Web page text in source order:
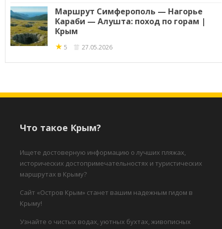
Маршрут Симферополь — Нагорье
Караби — Алушта: поход по горам |
Крым
★ 5 27.05.2026
Что такое Крым?
Ищете достоверную информацию о лучших пляжах,
исторических достопримечательностях и туристических
маршрутах в Крыму?
Сайт «Остров Крым» станет вашим надежным гидом в
Крыму!
Узнайте о чистых водах, уютных бухтах, живописных